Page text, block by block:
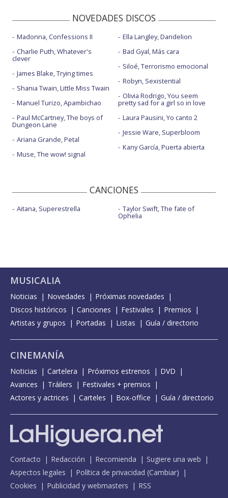
NOVEDADES DISCOS
Madonna, Confessions II
Charlie Puth, Whatever's
clever
James Blake, Trying times
Shania Twain, Little Miss Twain
Manuel Turizo, Apambichao
Paul McCartney, The boys of
Dungeon Lane
Ariana Grande, Petal
Muse, The wow! signal
Ella Langley, Dandelion
Bad Gyal, Más cara
Siloé, Terrorismo emocional
Robyn, Sexistential
Olivia Rodrigo, You seem
pretty sad for a girl so in love
Laura Pausini, Yo canto 2
Jessie Ware, Superbloom
Kany García, Puerta abierta
CANCIONES
Aitana, Superestrella Taylor Swift, The fate of
Ophelia
MUSICALIA
Noticias Novedades
Próximas novedades
Discos históricos
Canciones Festivales
Premios
Artistas y grupos
Portadas Listas Guía / directorio
CINEMANÍA
Noticias Cartelera Próximos estrenos
DVD
Avances
Tráilers
Festivales + premios
Actores y actrices
Carteles Box-office Guía / directorio
Contacto Redacción Recomienda
Sugiere una web
Aspectos legales
Política de privacidad (Cambiar)
Cookies
Publicidad y webmasters RSS